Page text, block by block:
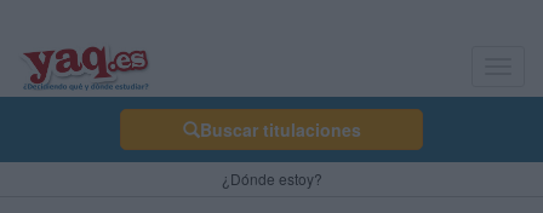
Buscar titulaciones
¿Dónde estoy?